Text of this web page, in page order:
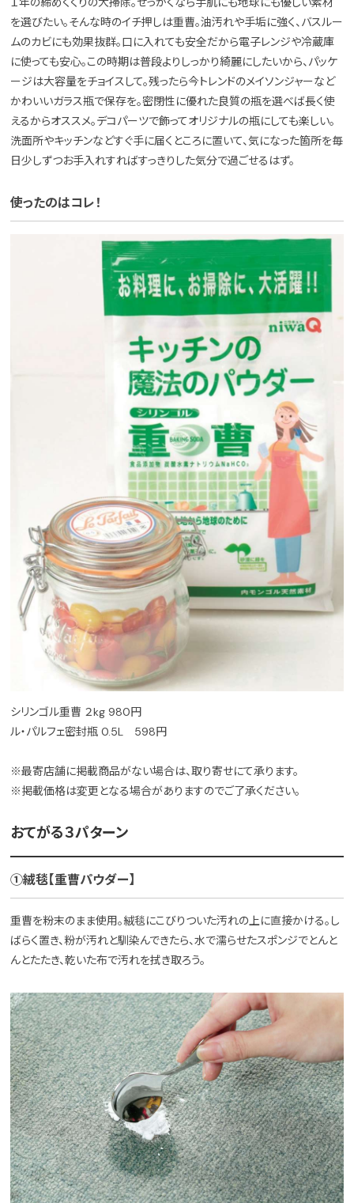
を選びたい。そんな時のイチ押しは重曹。油汚れや手垢に強く、バスルー
ムのカビにも効果抜群。口に入れても安全だから電子レンジや冷蔵庫
に使っても安心。この時期は普段よりしっかり綺麗にしたいから、パッケ
ージは大容量をチョイスして。残ったら今トレンドのメイソンジャーなど
かわいいガラス瓶で保存を。密閉性に優れた良質の瓶を選べば長く使
えるからオススメ。デコパーツで飾ってオリジナルの瓶にしても楽しい。
洗面所やキッチンなどすぐ手に届くところに置いて、気になった箇所を毎
日少しずつお手入れすればすっきりした気分で過ごせるはず。
使ったのはコレ！
シリンゴル重曹 ２kg 980円
ル・パルフェ密封瓶 0.5L 598円
※最寄店舗に掲載商品がない場合は、取り寄せにて承ります。
※掲載価格は変更となる場合がありますのでご了承ください。
おてがる３パターン
①絨毯【重曹パウダー】
重曹を粉末のまま使用。絨毯にこびりついた汚れの上に直接かける。し
ばらく置き、粉が汚れと馴染んできたら、水で濡らせたスポンジでとんと
んとたたき、乾いた布で汚れを拭き取ろう。